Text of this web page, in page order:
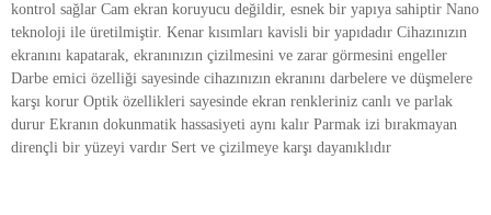
kontrol sağlar Cam ekran koruyucu değildir, esnek bir yapıya sahiptir Nano
teknoloji ile üretilmiştir. Kenar kısımları kavisli bir yapıdadır Cihazınızın
ekranını kapatarak, ekranınızın çizilmesini ve zarar görmesini engeller
Darbe emici özelliği sayesinde cihazınızın ekranını darbelere ve düşmelere
karşı korur Optik özellikleri sayesinde ekran renkleriniz canlı ve parlak
durur Ekranın dokunmatik hassasiyeti aynı kalır Parmak izi bırakmayan
dirençli bir yüzeyi vardır Sert ve çizilmeye karşı dayanıklıdır